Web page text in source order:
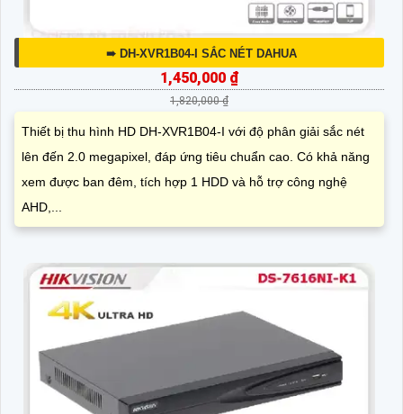
➠ DH-XVR1B04-I SẮC NÉT DAHUA
1,450,000 ₫
1,820,000 ₫
Thiết bị thu hình HD DH-XVR1B04-I với độ phân giải sắc nét
lên đến 2.0 megapixel, đáp ứng tiêu chuẩn cao. Có khả năng
xem được ban đêm, tích hợp 1 HDD và hỗ trợ công nghệ
AHD,...